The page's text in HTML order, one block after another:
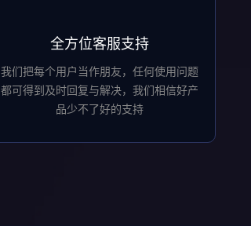
全方位客服支持
我们把每个用户当作朋友，任何使用问题
都可得到及时回复与解决，我们相信好产
品少不了好的支持